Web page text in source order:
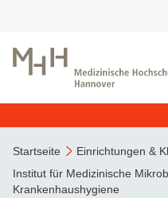
Startseite Einrichtungen &
Institut für Medizinische
Krankenhaushygiene